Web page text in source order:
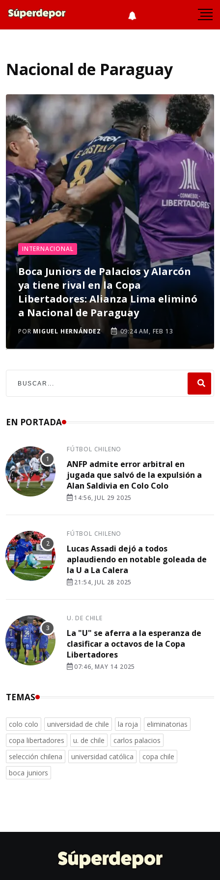
Nacional de Paraguay
INTERNACIONAL
Boca Juniors de Palacios y Alarcón
ya tiene rival en la Copa
Libertadores: Alianza Lima eliminó
a Nacional de Paraguay
POR MIGUEL HERNÁNDEZ 09:24 AM, FEB 13
EN PORTADA
FÚTBOL CHILENO
ANFP admite error arbitral en
jugada que salvó de la expulsión a
Alan Saldivia en Colo Colo
14:56, JUL 29 2025
FÚTBOL CHILENO
Lucas Assadi dejó a todos
aplaudiendo en notable goleada de
la U a La Calera
21:54, JUL 28 2025
U. DE CHILE
La "U" se aferra a la esperanza de
clasificar a octavos de la Copa
Libertadores
07:46, MAY 14 2025
TEMAS
colo colo universidad de chile la roja
eliminatorias
copa libertadores
u. de chile
carlos palacios
selección chilena
universidad católica
copa chile
boca juniors